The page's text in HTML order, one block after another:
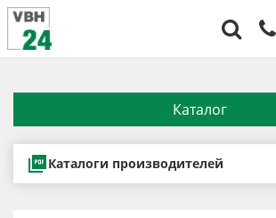
Каталог
Каталоги производителей